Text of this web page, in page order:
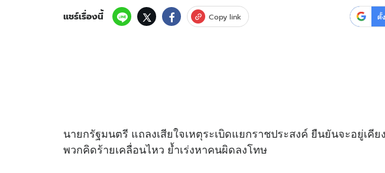
แชร์เรื่องนี้ Copy link ตั้
นายกรัฐมนตรี แถลงเสียใจเหตุระเบิดแยกราชประสงค์ ยืนยันจะอยู่เคี
พวกคิดร้ายเคลื่อนไหว ย้ำเร่งหาคนผิดลงโทษ